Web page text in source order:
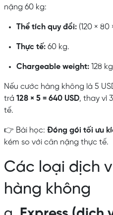
nặng 60 kg:
Thể tích quy đổi:(120 × 80
Thực tế:60 kg.
Chargeable weight:128
Nếu cước hàng không là 5
trả 128 × 5 = 640 USD, thay vì
tế.
👉 Bài học: Đóng gói tối ưu
kém so với cân nặng thực tế.
Các loại dịch
hàng không